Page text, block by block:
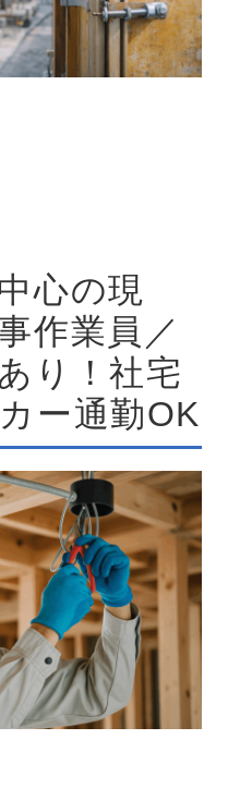
心の現
作業員／
り！社宅
ー通勤OK